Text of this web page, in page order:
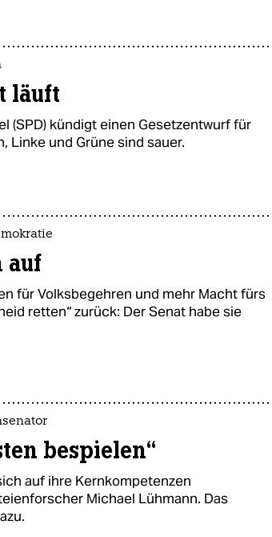
läuft
(SPD) kündigt einen Gesetzentwurf für
Linke und Grüne sind sauer.
auf
für Volksbegehren und mehr Macht fürs
retten“ zurück: Der Senat habe sie
bespielen“
auf ihre Kernkompetenzen
Michael Lühmann. Das